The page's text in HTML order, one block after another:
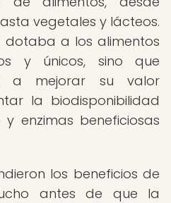
vegetales y lácteos.
dotaba a los alimentos
y únicos, sino que
a mejorar su valor
la biodisponibilidad
enzimas beneficiosas
los beneficios de
antes de que la